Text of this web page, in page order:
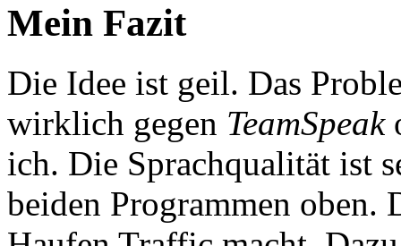
Mein Fazit
Die Idee ist geil. Das
wirklich gegen TeamSpeak
ich. Die Sprachqualität ist
beiden Programmen oben.